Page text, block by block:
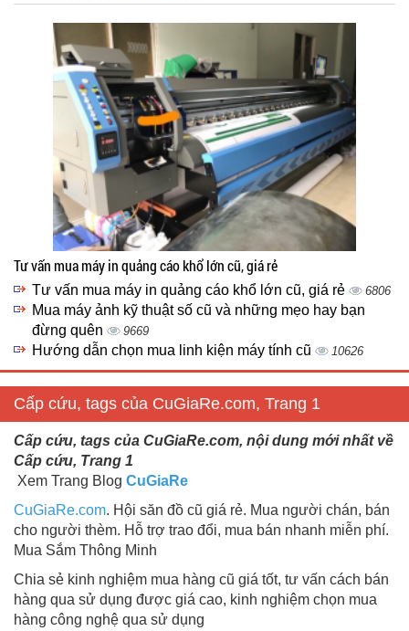
Tư vấn mua máy in quảng cáo khổ lớn cũ, giá rẻ
Tư vấn mua máy in quảng cáo khổ lớn cũ, giá rẻ 6806
Mua máy ảnh kỹ thuật số cũ và những mẹo hay bạn
đừng quên
9669
Hướng dẫn chọn mua linh kiện máy tính cũ 10626
Cấp cứu, tags của CuGiaRe.com, Trang 1
Cấp cứu, tags của CuGiaRe.com, nội dung mới nhất về
Cấp cứu, Trang 1
Xem Trang Blog CuGiaRe
CuGiaRe.com. Hội săn đồ cũ giá rẻ. Mua người chán, bán
cho người thèm. Hỗ trợ trao đổi, mua bán nhanh miễn phí.
Mua Sắm Thông Minh
Chia sẻ kinh nghiệm mua hàng cũ giá tốt, tư vấn cách bán
hàng qua sử dụng được giá cao, kinh nghiệm chọn mua
hàng công nghệ qua sử dụng